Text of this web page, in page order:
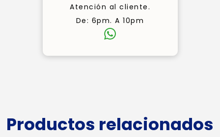
Atención al cliente.
De: 6pm. A 10pm
Productos relacionados